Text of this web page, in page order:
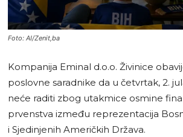
Foto: AI/Zenit,ba
Kompanija Eminal d.o.o. Živinice
poslovne saradnike da u četvrtak, 2.
neće raditi zbog utakmice osmine
prvenstva između reprezentacija
i Sjedinjenih Američkih Država.